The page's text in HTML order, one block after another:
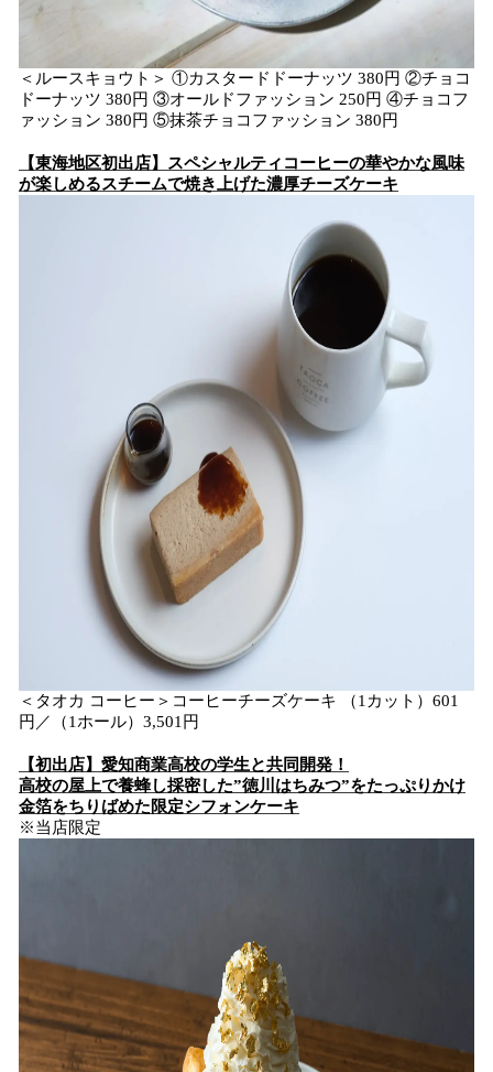
＜ルースキョウト＞ ①カスタードドーナッツ 380円 ②チョコ
ドーナッツ 380円 ③オールドファッション 250円 ④チョコフ
ァッション 380円 ⑤抹茶チョコファッション 380円
【東海地区初出店】スペシャルティコーヒーの華やかな風味
が楽しめるスチームで焼き上げた濃厚チーズケーキ
＜タオカ コーヒー＞コーヒーチーズケーキ （1カット）601
円／（1ホール）3,501円
【初出店】愛知商業高校の学生と共同開発！
高校の屋上で養蜂し採密した”徳川はちみつ”をたっぷりかけ
金箔をちりばめた限定シフォンケーキ
※当店限定